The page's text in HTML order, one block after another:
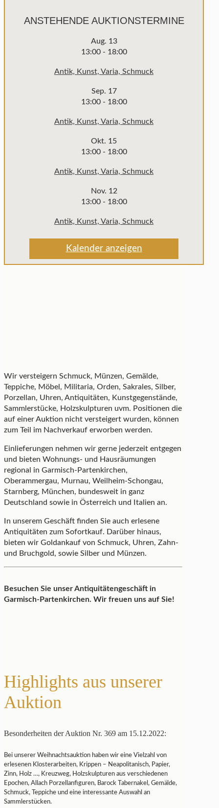
ANSTEHENDE AUKTIONSTERMINE
Aug. 13
13:00- 18:00
Antik, Kunst, Varia, Schmuck
Sep. 17
13:00- 18:00
Antik, Kunst, Varia, Schmuck
Okt. 15
13:00- 18:00
Antik, Kunst, Varia, Schmuck
Nov. 12
13:00- 18:00
Antik, Kunst, Varia, Schmuck
Kalender anzeigen
Wir versteigern Schmuck, Münzen, Gemälde,
Teppiche, Möbel, Militaria, Orden, Sakrales, Silber,
Porzellan, Uhren, Antiquitäten, Kunstgegenstände,
Sammlerstücke, Holzskulpturen uvm. Positionen die
auf einer Auktion nicht versteigert wurden, können
zum Teil im Nachverkauf erworben werden.
Einlieferungen nehmen wir gerne jederzeit entgegen
und bieten Wohnungs- und Hausräumungen
regional in Garmisch-Partenkirchen,
Oberammergau, Murnau, Weilheim-Schongau,
Starnberg, München, bundesweit in ganz
Deutschland sowie in Österreich und Italien an.
In unserem Geschäft finden Sie auch erlesene
Antiquitäten zum Sofortkauf. Darüber hinaus,
bieten wir Goldankauf von Schmuck, Uhren, Zahn-
und Bruchgold, sowie Silber und Münzen.
Besuchen Sie unser Antiquitätengeschäft in
Garmisch-Partenkirchen. Wir freuen uns auf Sie!
Highlights aus unserer
Auktion
Besonderheiten der Auktion Nr. 369 am 15.12.2022:
Bei unserer Weihnachtsauktion haben wir eine Vielzahl von
erlesenen Klosterarbeiten, Krippen – Neapolitanisch, Papier,
Zinn, Holz …, Kreuzweg, Holzskulpturen aus verschiedenen
Epochen, Allach Porzellanfiguren, Barock Tabernakel, Gemälde,
Schmuck, Teppiche und eine interessante Auswahl an
Sammlerstücken.